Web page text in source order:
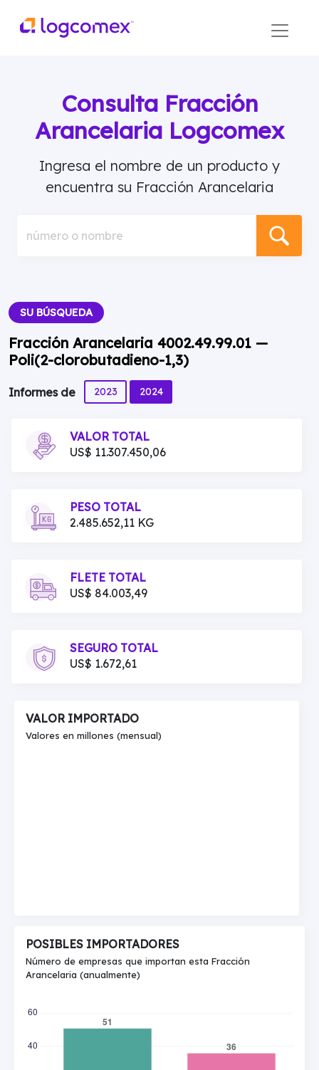
Consulta Fracción
Arancelaria Logcomex
Ingresa el nombre de un producto y
encuentra su Fracción Arancelaria
número o nombre
SU BÚSQUEDA
Fracción Arancelaria 4002.49.99.01 —
Poli(2-clorobutadieno-1,3)
Informes de 2023 2024
VALOR TOTAL
US$ 11.307.450,06
PESO TOTAL
2.485.652,11 KG
FLETE TOTAL
US$ 84.003,49
SEGURO TOTAL
US$ 1.672,61
VALOR IMPORTADO
Valores en millones (mensual)
POSIBLES IMPORTADORES
Número de empresas que importan esta Fracción
Arancelaria (anualmente)